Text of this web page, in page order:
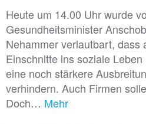
Heute um 14.00 Uhr wurde
Gesundheitsminister
Nehammer verlautbart, dass
Einschnitte ins soziale
eine noch stärkere
verhindern. Auch Firmen
Doch… Mehr